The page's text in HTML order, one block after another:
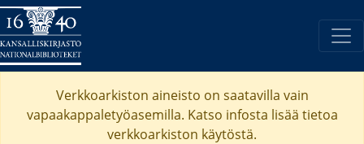
Verkkoarkiston aineisto on saatavilla vain
vapaakappaletyöasemilla. Katso infosta lisää tietoa
verkkoarkiston käytöstä.